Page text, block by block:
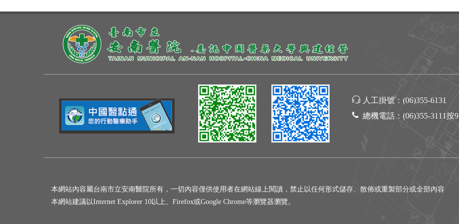
人工掛號： (06)355-6131
總機電話： (06)355-3111按9
本網站內容屬台南市立安南醫院所有，一切內容僅供使用者在網站線上閱讀，禁止以任何形式儲存、散佈或重製部分或全部內容
本網站建議以Internet Explorer 10以上、Firefox或Google Chrome等瀏覽器瀏覽。